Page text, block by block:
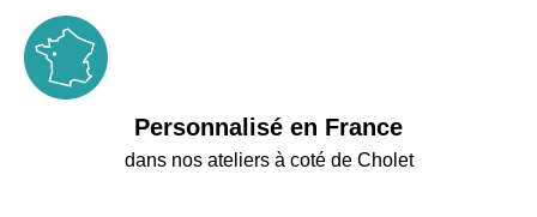
Personnalisé en France
dans nos ateliers à coté de Cholet